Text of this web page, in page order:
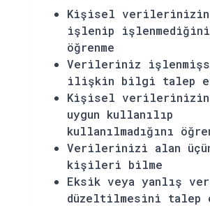
Kişisel verilerinizin
işlenip işlenmediğini
öğrenme
Verileriniz
ilişkin bilgi talep
Kişisel verilerinizin
uygun kullanılıp
kullanılmadığını
Verilerinizi alan
kişileri bilme
Eksik veya yanlış
düzeltilmesini talep